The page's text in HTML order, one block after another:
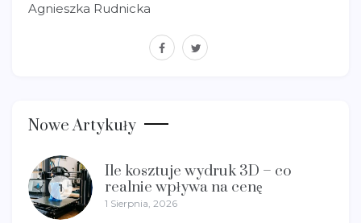
Agnieszka Rudnicka
facebook
twitter
Nowe Artykuły
1
Ile kosztuje wydruk 3D – co
realnie wpływa na cenę
1 Sierpnia, 2026